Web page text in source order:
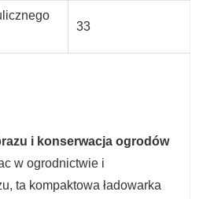
33
i konserwacja ogrodów
w ogrodnictwie i
ta kompaktowa ładowarka